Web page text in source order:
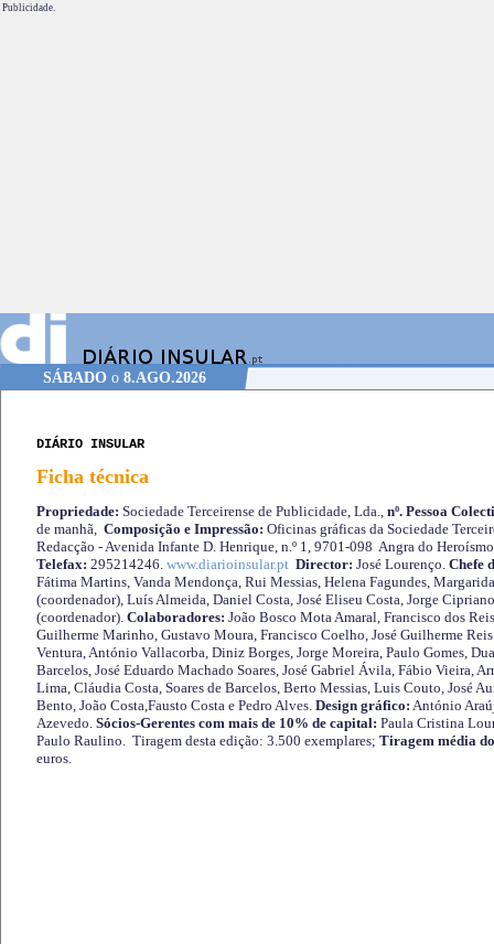
Publicidade.
SÁBADOo 8.AGO.2026
DIÁRIO INSULAR
Ficha técnica
Propriedade: Sociedade Terceirense de Publicidade, Lda., nº. Pessoa
de manhã, Composição e Impressão: Oficinas gráficas da Sociedade
Redacção - Avenida Infante D. Henrique, n.º 1, 9701-098 Angra do
Telefax: 295214246. www.diarioinsular.pt Director: José Lourenço. Chefe
Fátima Martins, Vanda Mendonça, Rui Messias, Helena Fagundes,
(coordenador), Luís Almeida, Daniel Costa, José Eliseu Costa, Jorge
(coordenador). Colaboradores: João Bosco Mota Amaral, Francisco dos
Guilherme Marinho, Gustavo Moura, Francisco Coelho, José Guilherme
Ventura, António Vallacorba, Diniz Borges, Jorge Moreira, Paulo Gomes,
Barcelos, José Eduardo Machado Soares, José Gabriel Ávila, Fábio Vieira,
Lima, Cláudia Costa, Soares de Barcelos, Berto Messias, Luis Couto, José
Bento, João Costa,Fausto Costa e Pedro Alves. Design gráfico: António
Azevedo. Sócios-Gerentes com mais de 10% de capital: Paula Cristina
Paulo Raulino. Tiragem desta edição: 3.500 exemplares; Tiragem média
euros.